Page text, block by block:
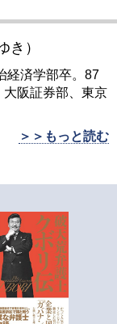
き）
経済学部卒。87
阪証券部、東京
＞＞もっと読む